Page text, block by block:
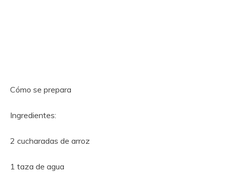
Cómo se prepara
Ingredientes:
2 cucharadas de arroz
1 taza de agua